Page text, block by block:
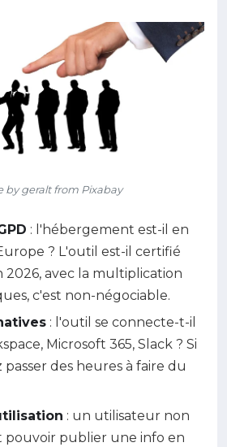
by geralt from Pixabay
: l'hébergement est-il en
? L'outil est-il certifié
2026, avec la multiplication
c'est non-négociable.
: l'outil se connecte-t-il
Microsoft 365, Slack ? Si
passer des heures à faire du
: un utilisateur non
pouvoir publier une info en